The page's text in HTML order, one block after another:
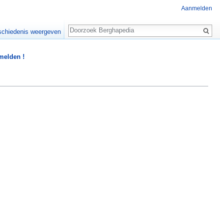
!
Aanmelden
weergeven
Zoeken